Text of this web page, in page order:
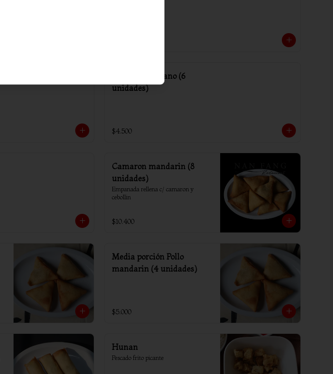
Arrollado Vegano (6
unidades)
$4.500
Camaron mandarin (8
unidades)
Empanada rellena c/ camaron y
cebollin
$10.400
Media porción Pollo
mandarin (4 unidades)
$5.000
Hunan
Pescado frito picante